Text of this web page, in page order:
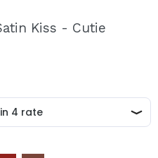
potrai fare i tuoi
lo stato dei tuoi ordini e
ACCOUNT
Kiss - Cutie